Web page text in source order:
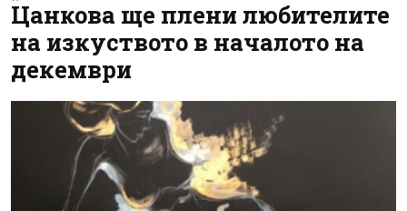
Цанкова ще плени любителите
на изкуството в началото на
декември